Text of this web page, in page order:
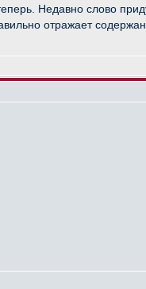
Недавно слово
отражает